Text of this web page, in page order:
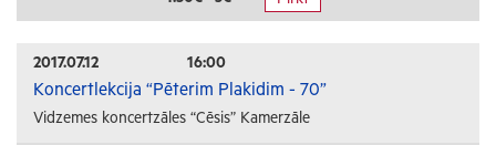
2017.07.12 16:00
Koncertlekcija “Pēterim Plakidim - 70”
Vidzemes koncertzāles “Cēsis” Kamerzāle